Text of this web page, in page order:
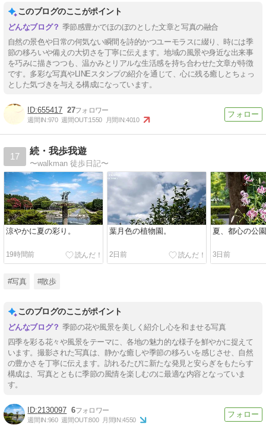
このブログのここがポイント
季節感豊かでほのぼのとした文章と写真の融合
自然の景色や日常の何気ない瞬間を詩的かつユーモラスに綴り、時には季
節の移ろいや備えの大切さを丁寧に伝えます。地域の風景や身近な出来事
を巧みに描きつつも、温かみとリアルな生活感を持ち合わせた文章が特徴
です。多彩な写真やLINEスタンプの紹介を通じて、心に残る癒しとちょっ
とした気づきを与える構成になっています。
655417 27
週間IN:970 週間OUT:1550 月間IN:4010
17
続・我歩我遊
〜walkman 徒歩日記〜
涼やかに夏の彩り。
19時間前
葉月色の植物園。
2日前
夏、都心の公
3日前
#写真 #散歩
このブログのここがポイント
季節の花や風景を美しく紹介し心を和ませる写真
四季を彩る花々や風景をテーマに、各地の魅力的な様子を鮮やかに捉えて
います。撮影された写真は、静かな癒しや季節の移ろいを感じさせ、自然
の豊かさを丁寧に伝えます。訪れるたびに新たな発見と安らぎをもたらす
構成は、写真とともに季節の風情を楽しむのに最適な内容となっていま
す。
2130097 6
週間IN:960 週間OUT:800 月間IN:4550